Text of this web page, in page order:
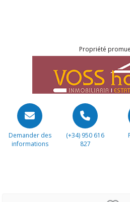
Propriété
Demander des
informations
(+34) 950 616
827